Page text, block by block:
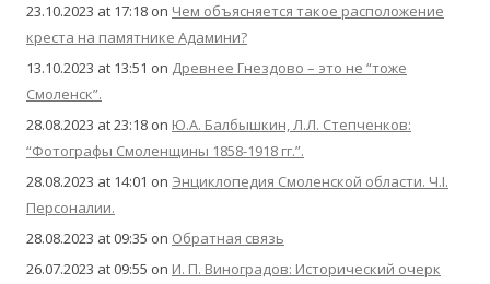
23.10.2023 at 17:18 on Чем объясняется такое расположение
креста на памятнике Адамини?
13.10.2023 at 13:51 on Древнее Гнездово – это не “тоже
Смоленск”.
28.08.2023 at 23:18 on Ю.А. Балбышкин, Л.Л. Степченков:
“Фотографы Смоленщины 1858-1918 гг.”.
28.08.2023 at 14:01 on Энциклопедия Смоленской области. Ч.I.
Персоналии.
28.08.2023 at 09:35 on Обратная связь
26.07.2023 at 09:55 on И. П. Виноградов: Исторический очерк